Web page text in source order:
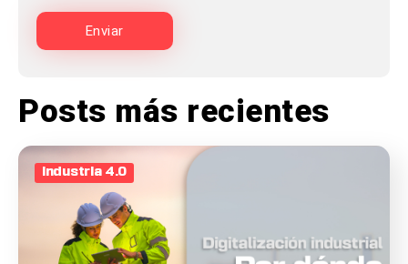
Posts más recientes
Industria 4.0